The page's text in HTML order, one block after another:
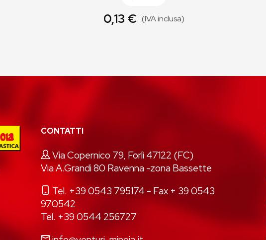
0,13 € (IVA inclusa)
CONTATTI
Via Copernico 79, Forlì 47122 (FC)
Via A.Grandi 80 Ravenna -zona Bassette
Tel. +39 0543 795174 - Fax + 39 0543
970542
Tel. +39 0544 256727